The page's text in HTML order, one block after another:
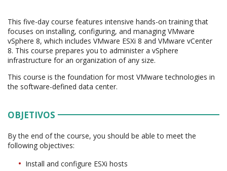
This five-day course features intensive hands-on training that
focuses on installing, configuring, and managing VMware
vSphere 8, which includes VMware ESXi 8 and VMware vCenter
8. This course prepares you to administer a vSphere
infrastructure for an organization of any size.
This course is the foundation for most VMware technologies in
the software-defined data center.
OBJETIVOS
By the end of the course, you should be able to meet the
following objectives:
Install and configure ESXi hosts